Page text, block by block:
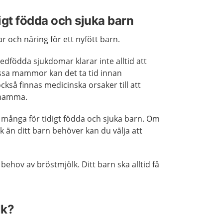
födda och sjuka barn
och näring för ett nyfött barn.
sjukdomar klarar inte alltid att
mammor kan det ta tid innan
finnas medicinska orsaker till att
för tidigt födda och sjuka barn. Om
ditt barn behöver kan du välja att
av bröstmjölk. Ditt barn ska alltid få